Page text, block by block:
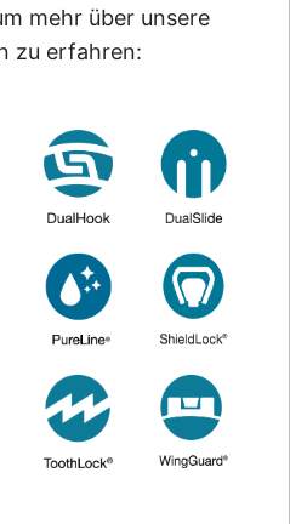
mehr über unsere
zu erfahren: